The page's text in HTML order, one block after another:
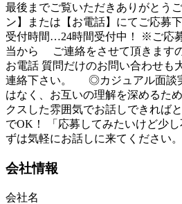
最後までご覧いただきありがとう
ン】または【お電話】にてご応
受付時間…24時間受付中！ ※ご応
当から ご連絡をさせて頂きま
お電話 質問だけのお問い合わせも
連絡下さい。 ◎カジュアル面談
はなく、お互いの理解を深めるた
クスした雰囲気でお話しできれば
でOK！ 「応募してみたいけど少
ずは気軽にお話しに来てください。
会社情報
会社名